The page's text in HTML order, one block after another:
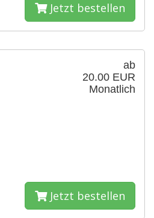
Jetzt bestellen
ab
20.00 EUR
Monatlich
Jetzt bestellen